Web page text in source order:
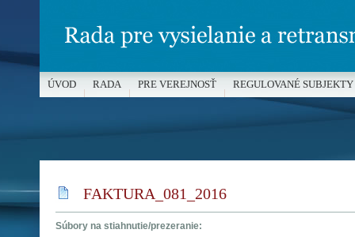
FAKTURA_081_2016
Súbory na stiahnutie/prezeranie:
ÚVOD RADA PRE VEREJNOSŤ REGULOVANÉ SUBJEKTY